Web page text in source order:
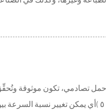
تصادمي، تكون موثوقة وتُحقِّق